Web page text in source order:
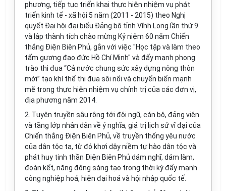
phương, tiếp tục triển khai thực hiện nhiệm vụ phát
triển kinh tế - xã hội 5 năm (2011 - 2015) theo Nghị
quyết Đại hội đại biểu Đảng bộ tỉnh Vĩnh Long lần thứ 9
và lập thành tích chào mừng Kỷ niệm 60 năm Chiến
thắng Điện Biên Phủ, gắn với việc ''Học tập và làm theo
tấm gương đạo đức Hồ Chí Minh'' và đẩy mạnh phong
trào thi đua “Cả nước chung sức xây dựng nông thôn
mới” tạo khí thế thi đua sôi nổi và chuyển biến mạnh
mẽ trong thực hiện nhiệm vụ chính trị của các đơn vị,
địa phương năm 2014.
2. Tuyên truyền sâu rộng tới đội ngũ, cán bộ, đảng viên
và tầng lớp nhân dân về ý nghĩa, giá trị lịch sử vĩ đại của
Chiến thắng Điện Biên Phủ, về truyền thống yêu nước
của dân tộc ta, từ đó khơi dậy niềm tự hào dân tộc và
phát huy tinh thần Điện Biên Phủ dám nghĩ, dám làm,
đoàn kết, năng động sáng tạo trong thời kỳ đẩy mạnh
công nghiệp hoá, hiện đại hoá và hội nhập quốc tế.